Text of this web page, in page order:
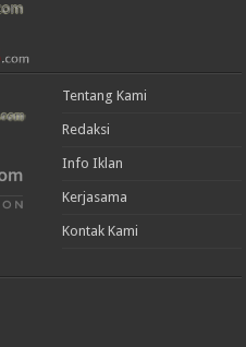
Tentang Kami
Redaksi
Info Iklan
Kerjasama
Kontak Kami